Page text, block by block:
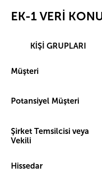
EK-1 VERİ
KİŞİ GRUPLARI
Müşteri
Potansiyel Müşteri
Şirket Temsilcisi veya
Vekili
Hissedar